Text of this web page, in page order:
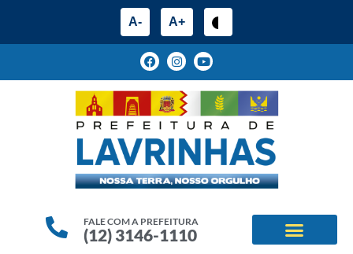
A- A+
FALE COM A PREFEITURA
(12) 3146-1110